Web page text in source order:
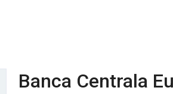
Banca Centrala